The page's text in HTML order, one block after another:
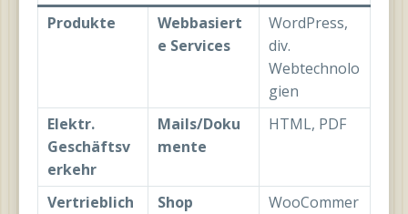
Produkte
Webbasiert
e Services
WordPress,
div.
Webtechnolo
gien
Elektr.
Geschäftsv
erkehr
Mails/Doku
mente
HTML, PDF
Vertrieblich
Shop
WooCommer